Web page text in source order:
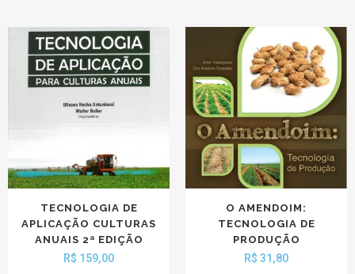
TECNOLOGIA DE
APLICAÇÃO CULTURAS
ANUAIS 2ª EDIÇÃO
R$ 159,00
O AMENDOIM:
TECNOLOGIA DE
PRODUÇÃO
R$ 31,80